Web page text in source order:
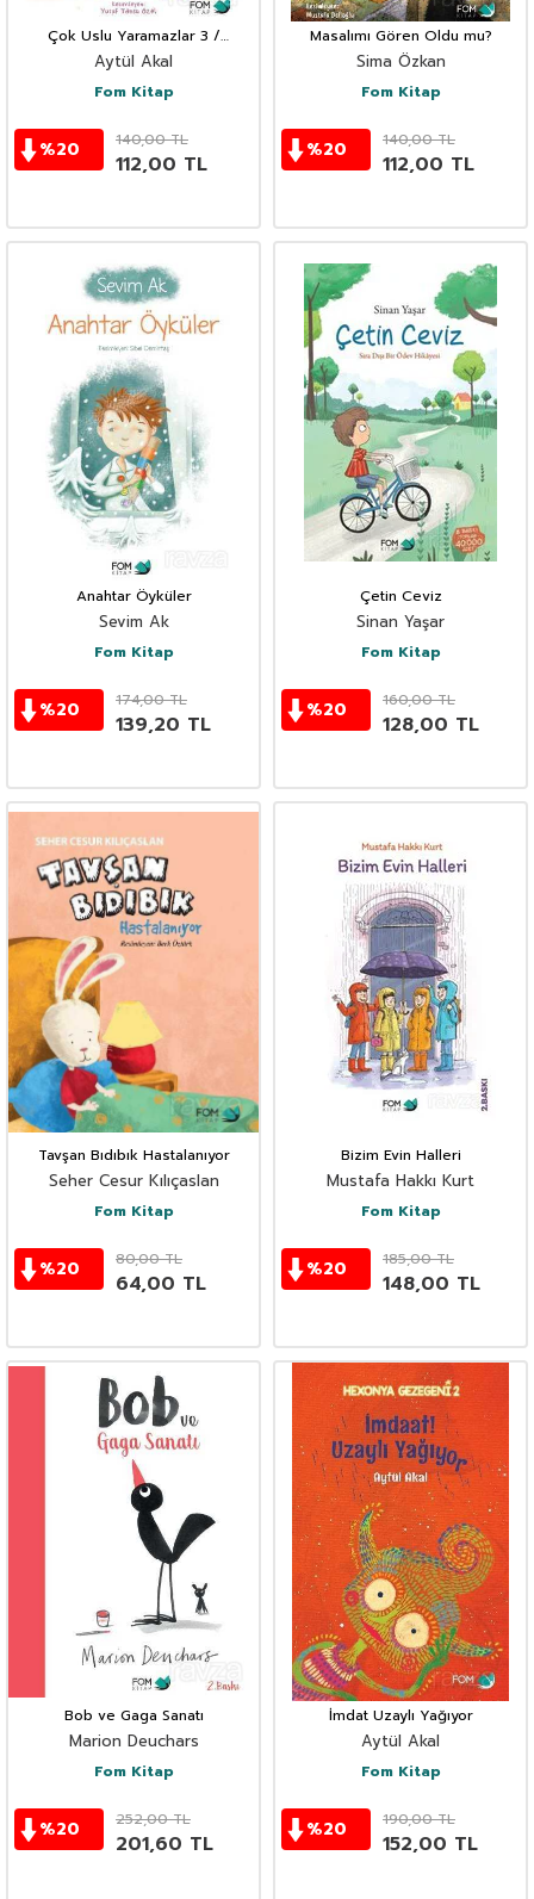
Çok Uslu Yaramazlar 3 /
Öğretmenin Sürprizi
Aytül Akal
Fom Kitap
%20 140,00TL
112,00 TL
Masalımı Gören Oldu mu?
Sima Özkan
Fom Kitap
%20 140,00TL
112,00 TL
Anahtar Öyküler
Sevim Ak
Fom Kitap
%20 174,00TL
139,20 TL
Çetin Ceviz
Sinan Yaşar
Fom Kitap
%20 160,00TL
128,00 TL
Tavşan Bıdıbık Hastalanıyor
Seher Cesur Kılıçaslan
Fom Kitap
%20 80,00TL
64,00 TL
Bizim Evin Halleri
Mustafa Hakkı Kurt
Fom Kitap
%20 185,00TL
148,00 TL
Bob ve Gaga Sanatı
Marion Deuchars
Fom Kitap
%20 252,00TL
201,60 TL
İmdat Uzaylı Yağıyor
Aytül Akal
Fom Kitap
%20 190,00TL
152,00 TL